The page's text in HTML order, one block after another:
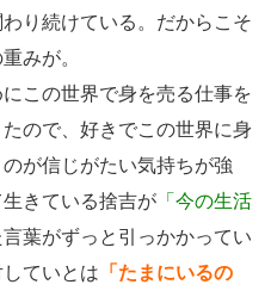
り続けている。だからこそ
みが。
この世界で身を売る仕事を
ので、好きでこの世界に身
が信じがたい気持ちが強
きている捨吉が 「今の生活
葉がずっと引っかかってい
ていとは 「たまにいるの